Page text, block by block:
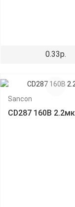
0.33р.
Sancon
CD287 160В